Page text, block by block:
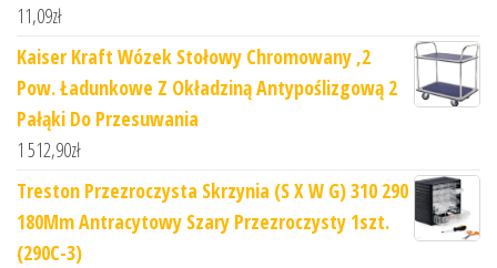
11,09zł
Kaiser Kraft Wózek Stołowy Chromowany ,2
Pow. Ładunkowe Z Okładziną Antypoślizgową 2
Pałąki Do Przesuwania
1 512,90zł
Treston Przezroczysta Skrzynia (S X W G) 310 290
180Mm Antracytowy Szary Przezroczysty 1szt.
(290C-3)